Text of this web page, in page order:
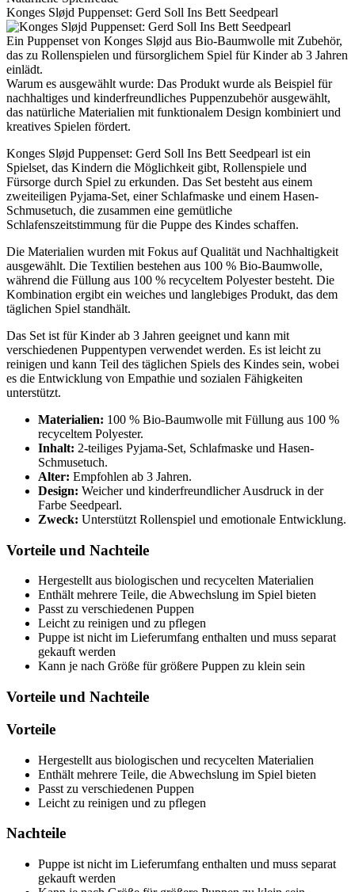
Konges Sløjd Puppenset: Gerd Soll Ins Bett Seedpearl
Ein Puppenset von Konges Sløjd aus Bio-Baumwolle mit Zubehör,
das zu Rollenspielen und fürsorglichem Spiel für Kinder ab 3 Jahren
einlädt.
Warum es ausgewählt wurde: Das Produkt wurde als Beispiel für
nachhaltiges und kinderfreundliches Puppenzubehör ausgewählt,
das natürliche Materialien mit funktionalem Design kombiniert und
kreatives Spielen fördert.
Konges Sløjd Puppenset: Gerd Soll Ins Bett Seedpearl ist ein
Spielset, das Kindern die Möglichkeit gibt, Rollenspiele und
Fürsorge durch Spiel zu erkunden. Das Set besteht aus einem
zweiteiligen Pyjama-Set, einer Schlafmaske und einem Hasen-
Schmusetuch, die zusammen eine gemütliche
Schlafenszeitstimmung für die Puppe des Kindes schaffen.
Die Materialien wurden mit Fokus auf Qualität und Nachhaltigkeit
ausgewählt. Die Textilien bestehen aus 100 % Bio-Baumwolle,
während die Füllung aus 100 % recyceltem Polyester besteht. Die
Kombination ergibt ein weiches und langlebiges Produkt, das dem
täglichen Spiel standhält.
Das Set ist für Kinder ab 3 Jahren geeignet und kann mit
verschiedenen Puppentypen verwendet werden. Es ist leicht zu
reinigen und kann Teil des täglichen Spiels des Kindes sein, wobei
es die Entwicklung von Empathie und sozialen Fähigkeiten
unterstützt.
Materialien: 100 % Bio-Baumwolle mit Füllung aus 100 %
recyceltem Polyester.
Inhalt: 2-teiliges Pyjama-Set, Schlafmaske und Hasen-
Schmusetuch.
Alter: Empfohlen ab 3 Jahren.
Design: Weicher und kinderfreundlicher Ausdruck in der
Farbe Seedpearl.
Zweck: Unterstützt Rollenspiel und emotionale Entwicklung.
Vorteile und Nachteile
Hergestellt aus biologischen und recycelten Materialien
Enthält mehrere Teile, die Abwechslung im Spiel bieten
Passt zu verschiedenen Puppen
Leicht zu reinigen und zu pflegen
Puppe ist nicht im Lieferumfang enthalten und muss separat
gekauft werden
Kann je nach Größe für größere Puppen zu klein sein
Vorteile und Nachteile
Vorteile
Hergestellt aus biologischen und recycelten Materialien
Enthält mehrere Teile, die Abwechslung im Spiel bieten
Passt zu verschiedenen Puppen
Leicht zu reinigen und zu pflegen
Nachteile
Puppe ist nicht im Lieferumfang enthalten und muss separat
gekauft werden